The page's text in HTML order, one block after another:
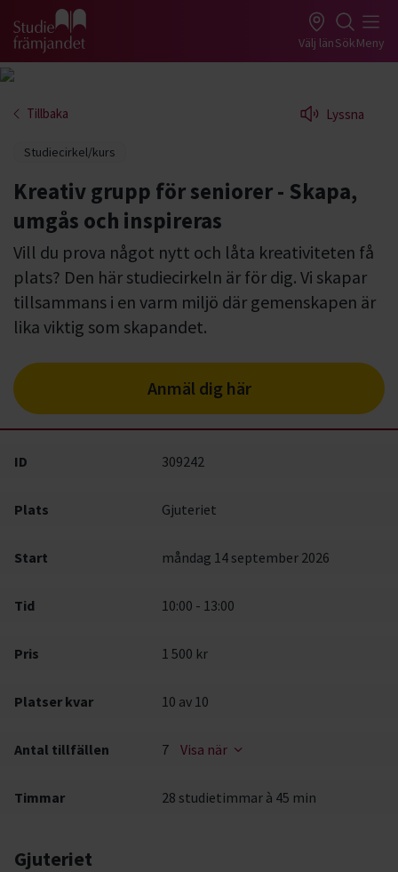
Gå till studiefrämjandets startsida Välj länSökMeny
Tillbaka Lyssna
Studiecirkel/kurs
Kreativ grupp för seniorer - Skapa,
umgås och inspireras
Vill du prova något nytt och låta kreativiteten få
plats? Den här studiecirkeln är för dig. Vi skapar
tillsammans i en varm miljö där gemenskapen är
lika viktig som skapandet.
Anmäl dig här
ID 309242
Plats Gjuteriet
Start måndag 14 september 2026
Tid 10:00 - 13:00
Pris 1 500 kr
Platser kvar 10 av 10
Antal tillfällen 7 Visa när
Timmar 28 studietimmar à 45 min
Gjuteriet